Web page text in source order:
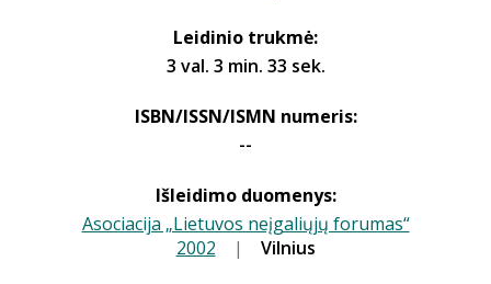
Leidinio trukmė:
3 val. 3 min. 33 sek.
ISBN/ISSN/ISMN numeris:
--
Išleidimo duomenys:
Asociacija „Lietuvos neįgaliųjų forumas“
2002 | Vilnius